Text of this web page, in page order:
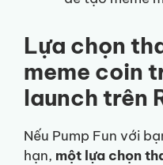
Lựa chọn
meme coin
launch trên
Nếu Pump Fun với
hạn, một lựa chọn